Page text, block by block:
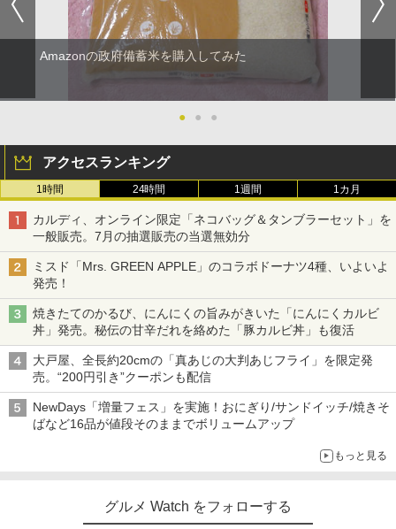
Amazonの政府備蓄米を購入してみた
● ● ●
アクセスランキング
1時間 24時間 1週間 1カ月
カルディ、オンライン限定「ネコバッグ＆タンブラーセット」を
一般販売。7月の抽選販売の当選無効分
ミスド「Mrs. GREEN APPLE」のコラボドーナツ4種、いよいよ
発売！
焼きたてのかるび、にんにくの旨みがきいた「にんにくカルビ
丼」発売。秘伝の甘辛だれを絡めた「豚カルビ丼」も復活
大戸屋、全長約20cmの「真あじの大判あじフライ」を限定発
売。“200円引き”クーポンも配信
NewDays「増量フェス」を実施！おにぎり/サンドイッチ/焼きそ
ばなど16品が値段そのままでボリュームアップ
もっと見る
グルメ Watch をフォローする